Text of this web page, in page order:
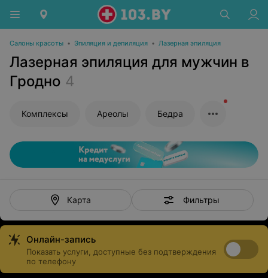
Салоны красоты • Эпиляция и депиляция • Лазерная эпиляция
Лазерная эпиляция для мужчин в
Гродно 4
Комплексы Ареолы Бедра
Карта Фильтры
Онлайн-запись
Показать услуги, доступные без подтверждения
по телефону